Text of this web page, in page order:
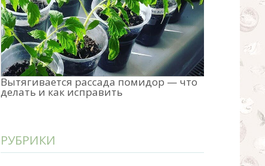
Вытягивается рассада помидор — что
делать и как исправить
РУБРИКИ